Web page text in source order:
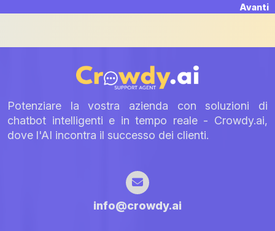
articoli
Avanti
Potenziare la vostra azienda con soluzioni di
chatbot intelligenti e in tempo reale - Crowdy.ai,
dove l'AI incontra il successo dei clienti.
info@crowdy.ai